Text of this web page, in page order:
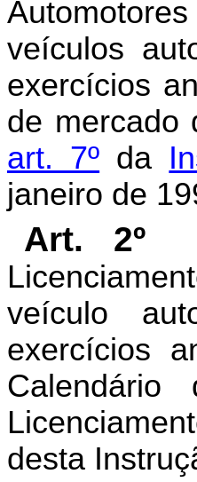
veículos
exercícios
de mercado
art. 7º da
janeiro de
Art. 2º
veículo
exercícios
desta